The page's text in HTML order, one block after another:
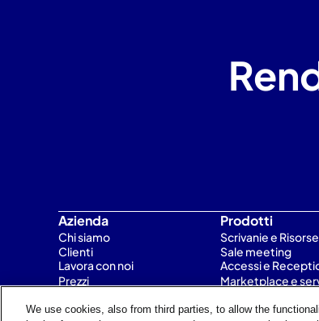
Azienda
Chi siamo
Clienti
Lavora con noi
Prezzi
Prodotti
Scrivanie e Risorse
Sale meeting
Accessi e
Marketplace e
We use cookies, also from third parties, to allow the